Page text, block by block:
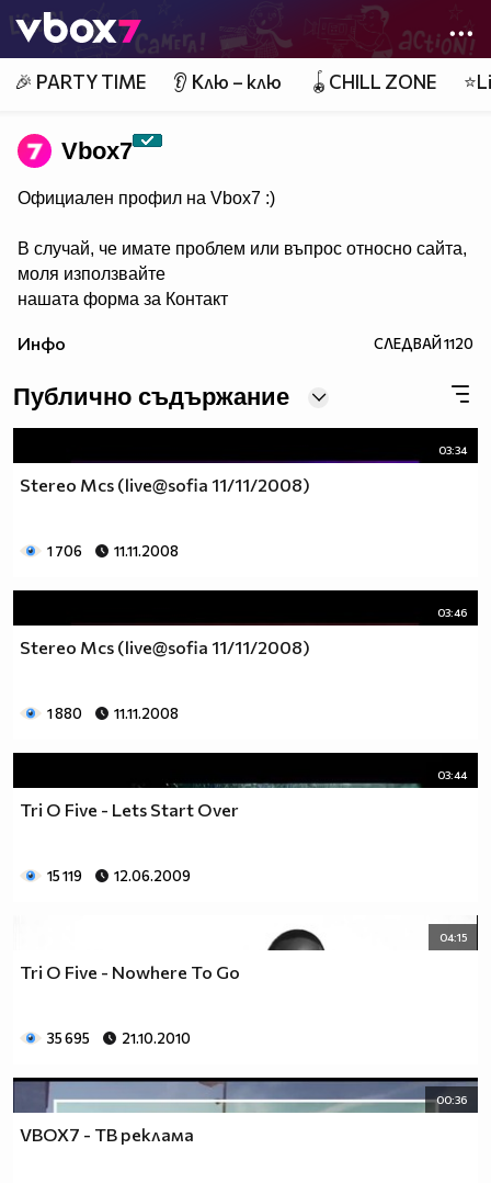
👾
🎉 PARTY TIME 👂 Клю – клю 🪀CHILL ZONE
Vbоx7
Официален профил на Vbox7 :)
В случай, че имате проблем или въпрос относно сайта,
моля използвайте
нашата форма за Контакт
Инфо СЛЕДВАЙ1120
Публично съдържание
03:34
Stereo Mcs (live@sofia 11/11/2008)
1 706 11.11.2008
03:46
Stereo Mcs (live@sofia 11/11/2008)
1 880 11.11.2008
03:44
Tri O Five - Lets Start Over
15 119 12.06.2009
04:15
Tri O Five - Nowhere To Go
35 695 21.10.2010
00:36
VBOX7 - ТВ реклама